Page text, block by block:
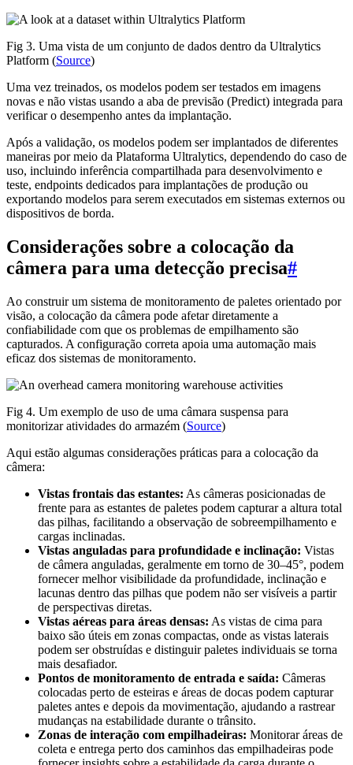
Fig 3. Uma vista de um conjunto de dados dentro da Ultralytics
Platform (Source)
Uma vez treinados, os modelos podem ser testados em imagens
novas e não vistas usando a aba de previsão (Predict) integrada para
verificar o desempenho antes da implantação.
Após a validação, os modelos podem ser implantados de diferentes
maneiras por meio da Plataforma Ultralytics, dependendo do caso de
uso, incluindo inferência compartilhada para desenvolvimento e
teste, endpoints dedicados para implantações de produção ou
exportando modelos para serem executados em sistemas externos ou
dispositivos de borda.
Considerações sobre a colocação da
câmera para uma detecção precisa#
Ao construir um sistema de monitoramento de paletes orientado por
visão, a colocação da câmera pode afetar diretamente a
confiabilidade com que os problemas de empilhamento são
capturados. A configuração correta apoia uma automação mais
eficaz dos sistemas de monitoramento.
Fig 4. Um exemplo de uso de uma câmara suspensa para
monitorizar atividades do armazém (Source)
Aqui estão algumas considerações práticas para a colocação da
câmera:
Vistas frontais das estantes: As câmeras posicionadas de
frente para as estantes de paletes podem capturar a altura total
das pilhas, facilitando a observação de sobreempilhamento e
cargas inclinadas.
Vistas anguladas para profundidade e inclinação: Vistas
de câmera anguladas, geralmente em torno de 30–45°, podem
fornecer melhor visibilidade da profundidade, inclinação e
lacunas dentro das pilhas que podem não ser visíveis a partir
de perspectivas diretas.
Vistas aéreas para áreas densas: As vistas de cima para
baixo são úteis em zonas compactas, onde as vistas laterais
podem ser obstruídas e distinguir paletes individuais se torna
mais desafiador.
Pontos de monitoramento de entrada e saída: Câmeras
colocadas perto de esteiras e áreas de docas podem capturar
paletes antes e depois da movimentação, ajudando a rastrear
mudanças na estabilidade durante o trânsito.
Zonas de interação com empilhadeiras: Monitorar áreas de
coleta e entrega perto dos caminhos das empilhadeiras pode